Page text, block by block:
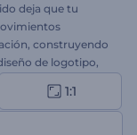
deja que tu
construyendo
de logotipo,
y preparado para
escribe tu
1:1